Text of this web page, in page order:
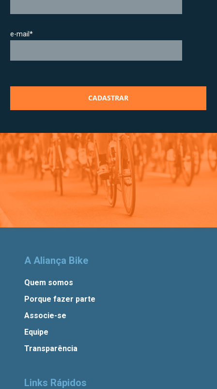
e-mail*
A Aliança Bike
Quem somos
Porque fazer parte
Associe-se
Equipe
Transparência
Links Rápidos